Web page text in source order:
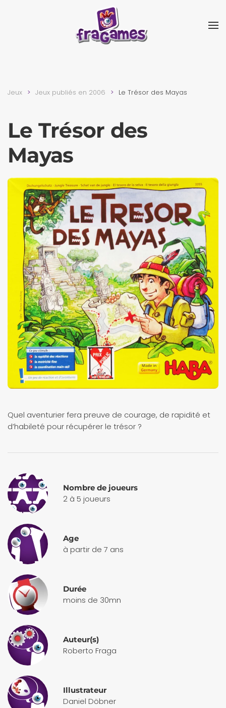
Skip to main content
Jeux Jeux publiés en 2006 Le Trésor des Mayas
Le Trésor des
Mayas
Quel aventurier fera preuve de courage, de rapidité et
d’habileté pour récupérer le trésor ?
Nombre de joueurs
2 à 5 joueurs
Age
à partir de 7 ans
Durée
moins de 30mn
Auteur(s)
Roberto Fraga
Illustrateur
Daniel Döbner